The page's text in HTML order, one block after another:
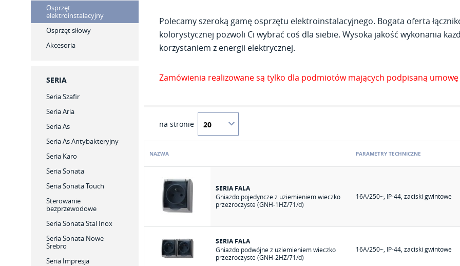
Osprzęt
elektroinstalacyjny
Osprzęt siłowy
Akcesoria
SERIA
Seria Szafir
Seria Aria
Seria As
Seria As Antybakteryjny
Seria Karo
Seria Sonata
Seria Sonata Touch
Sterowanie
bezprzewodowe
Seria Sonata Stal Inox
Seria Sonata Nowe
Srebro
Seria Impresja
Polecamy szeroką gamę osprzętu elektroinstalacyjnego. Bogata oferta
kolorystycznej pozwoli Ci wybrać coś dla siebie. Wysoka jakość wykonania
korzystaniem z energii elektrycznej.
Zamówienia realizowane są tylko dla podmiotów mających podpisaną umowę
na stronie
NAZWA PARAMETRY TECHNICZNE
SERIA FALA
Gniazdo pojedyncze z uziemieniem wieczko
przezroczyste (GNH-1HZ/71/d)
16A/250~, IP-44, zaciski gwintowe
SERIA FALA
Gniazdo podwójne z uziemieniem wieczko
przezroczyste (GNH-2HZ/71/d)
16A/250~, IP-44, zaciski gwintowe